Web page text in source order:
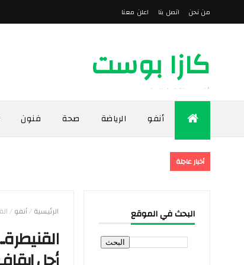
من نحن اتصل بنا اعلن معنا
كازا بوست
أخبار مدينة الدار البيضاء
أنفو الرياضة صحة فنون
أخبار عاجلة
البحث في الموقع الرئيسية/أنفو/